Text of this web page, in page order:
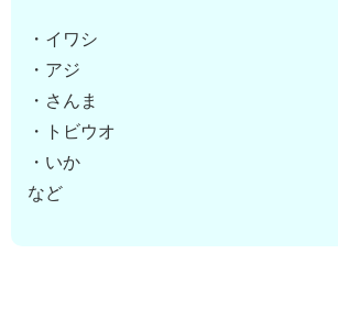
・イワシ
・アジ
・さんま
・トビウオ
・いか
など